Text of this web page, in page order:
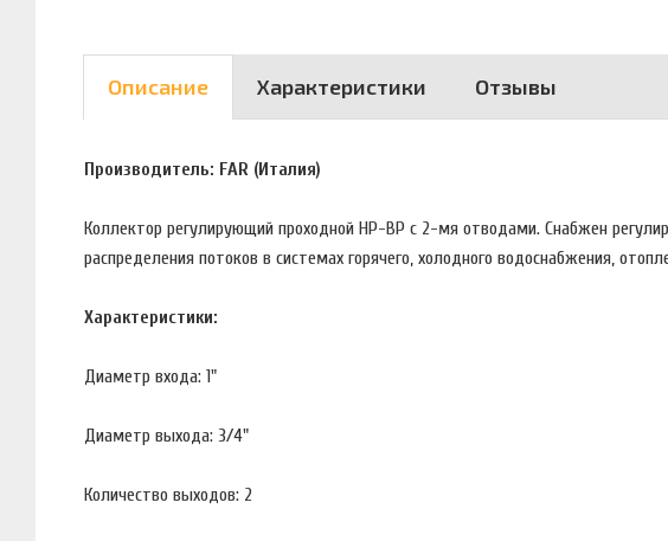
Описание Характеристики Отзывы
Производитель: FAR (Италия)
Коллектор регулирующий проходной НР-ВР с 2-мя отводами. Снабжен
распределения потоков в системах горячего, холодного водоснабжения,
Характеристики:
Диаметр входа: 1"
Диаметр выхода: 3/4"
Количество выходов: 2